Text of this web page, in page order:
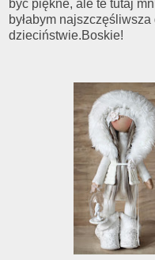
być piękne, ale te tutaj
byłabym
dzieciństwie.Boskie!